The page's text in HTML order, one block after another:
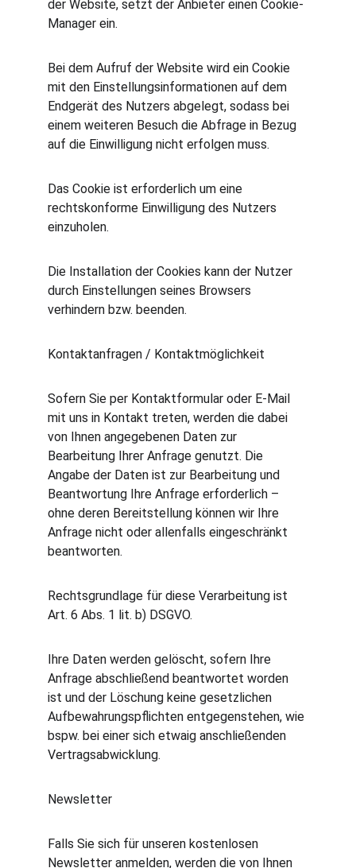
der Website, setzt der Anbieter einen Cookie-
Manager ein.
Bei dem Aufruf der Website wird ein Cookie
mit den Einstellungsinformationen auf dem
Endgerät des Nutzers abgelegt, sodass bei
einem weiteren Besuch die Abfrage in Bezug
auf die Einwilligung nicht erfolgen muss.
Das Cookie ist erforderlich um eine
rechtskonforme Einwilligung des Nutzers
einzuholen.
Die Installation der Cookies kann der Nutzer
durch Einstellungen seines Browsers
verhindern bzw. beenden.
Kontaktanfragen / Kontaktmöglichkeit
Sofern Sie per Kontaktformular oder E-Mail
mit uns in Kontakt treten, werden die dabei
von Ihnen angegebenen Daten zur
Bearbeitung Ihrer Anfrage genutzt. Die
Angabe der Daten ist zur Bearbeitung und
Beantwortung Ihre Anfrage erforderlich –
ohne deren Bereitstellung können wir Ihre
Anfrage nicht oder allenfalls eingeschränkt
beantworten.
Rechtsgrundlage für diese Verarbeitung ist
Art. 6 Abs. 1 lit. b) DSGVO.
Ihre Daten werden gelöscht, sofern Ihre
Anfrage abschließend beantwortet worden
ist und der Löschung keine gesetzlichen
Aufbewahrungspflichten entgegenstehen, wie
bspw. bei einer sich etwaig anschließenden
Vertragsabwicklung.
Newsletter
Falls Sie sich für unseren kostenlosen
Newsletter anmelden, werden die von Ihnen